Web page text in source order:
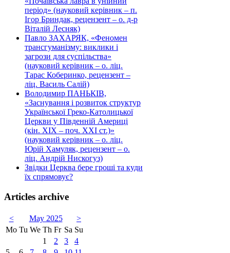
період» (науковий керівник – п.
Ігор Бриндак, рецензент – о. д-р
Віталій Лесняк)
Павло ЗАХАРЯК, «Феномен
трансгуманізму: виклики і
загрози для суспільства»
(науковий керівник – о. ліц.
Тарас Коберинко, рецензент –
ліц. Василь Салій)
Володимир ПАНЬКІВ,
«Заснування і розвиток структур
Української Греко-Католицької
Церкви у Південній Америці
(кін. ХІХ – поч. ХХІ ст.)»
(науковий керівник – о. ліц.
Юрій Хамуляк, рецензент – о.
ліц. Андрій Нискогуз)
Звідки Церква бере гроші та куди
їх спрямовує?
Articles archive
< May 2025
>
Mo Tu We Th Fr Sa Su
1
2 3
4